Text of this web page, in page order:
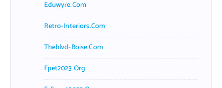
Eduwyre.com
Retro-Interiors.com
Theblvd-Boise.com
Fpet2023.org